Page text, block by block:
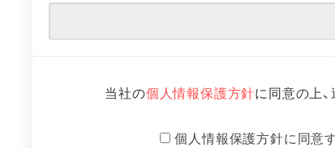
当社の個人情報保護方針に同意の上
個人情報保護方針に同意